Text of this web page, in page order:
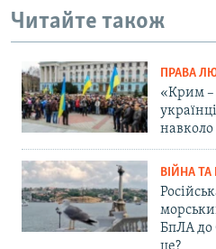
Читайте також
ПРАВА
«Крим –
навколо
ВІЙНА
БпЛА до
це?